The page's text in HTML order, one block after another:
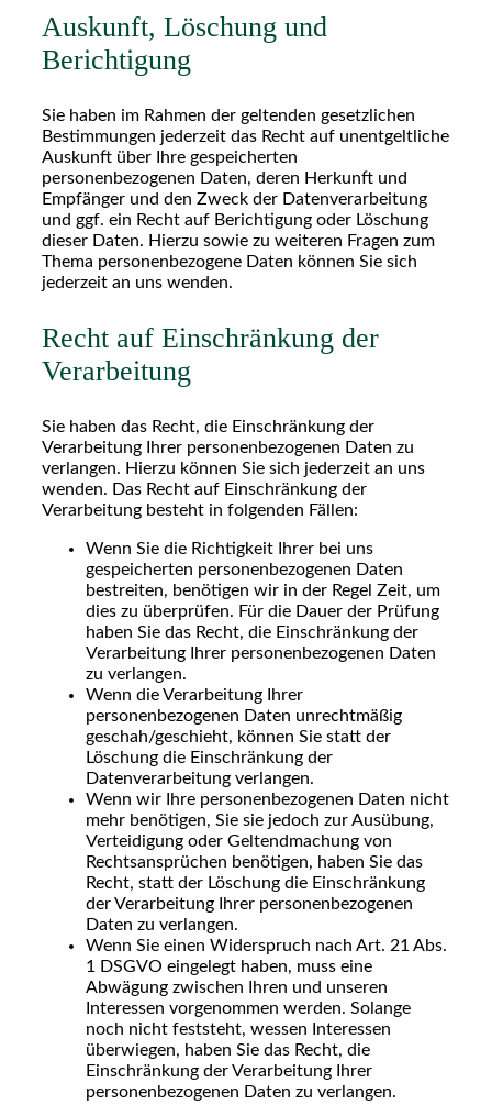
Auskunft, Löschung und
Berichtigung
Sie haben im Rahmen der geltenden gesetzlichen
Bestimmungen jederzeit das Recht auf unentgeltliche
Auskunft über Ihre gespeicherten
personenbezogenen Daten, deren Herkunft und
Empfänger und den Zweck der Datenverarbeitung
und ggf. ein Recht auf Berichtigung oder Löschung
dieser Daten. Hierzu sowie zu weiteren Fragen zum
Thema personenbezogene Daten können Sie sich
jederzeit an uns wenden.
Recht auf Einschränkung der
Verarbeitung
Sie haben das Recht, die Einschränkung der
Verarbeitung Ihrer personenbezogenen Daten zu
verlangen. Hierzu können Sie sich jederzeit an uns
wenden. Das Recht auf Einschränkung der
Verarbeitung besteht in folgenden Fällen:
Wenn Sie die Richtigkeit Ihrer bei uns
gespeicherten personenbezogenen Daten
bestreiten, benötigen wir in der Regel Zeit, um
dies zu überprüfen. Für die Dauer der Prüfung
haben Sie das Recht, die Einschränkung der
Verarbeitung Ihrer personenbezogenen Daten
zu verlangen.
Wenn die Verarbeitung Ihrer
personenbezogenen Daten unrechtmäßig
geschah/geschieht, können Sie statt der
Löschung die Einschränkung der
Datenverarbeitung verlangen.
Wenn wir Ihre personenbezogenen Daten nicht
mehr benötigen, Sie sie jedoch zur Ausübung,
Verteidigung oder Geltendmachung von
Rechtsansprüchen benötigen, haben Sie das
Recht, statt der Löschung die Einschränkung
der Verarbeitung Ihrer personenbezogenen
Daten zu verlangen.
Wenn Sie einen Widerspruch nach Art. 21 Abs.
1 DSGVO eingelegt haben, muss eine
Abwägung zwischen Ihren und unseren
Interessen vorgenommen werden. Solange
noch nicht feststeht, wessen Interessen
überwiegen, haben Sie das Recht, die
Einschränkung der Verarbeitung Ihrer
personenbezogenen Daten zu verlangen.